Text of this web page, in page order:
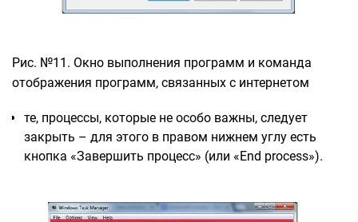
Рис. №11. Окно выполнения программ и команда
отображения программ, связанных с интернетом
те, процессы, которые не особо важны, следует
закрыть – для этого в правом нижнем углу есть
кнопка «Завершить процесс» (или «End process»).